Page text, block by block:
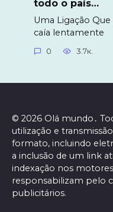
todo o país…
Uma Ligação
caía lentamente
0 3.7к.
© 2026 Olá mundo․
utilização e
formato, incluindo
a inclusão de um link
indexação nos
responsabilizam pelo
publicitários.